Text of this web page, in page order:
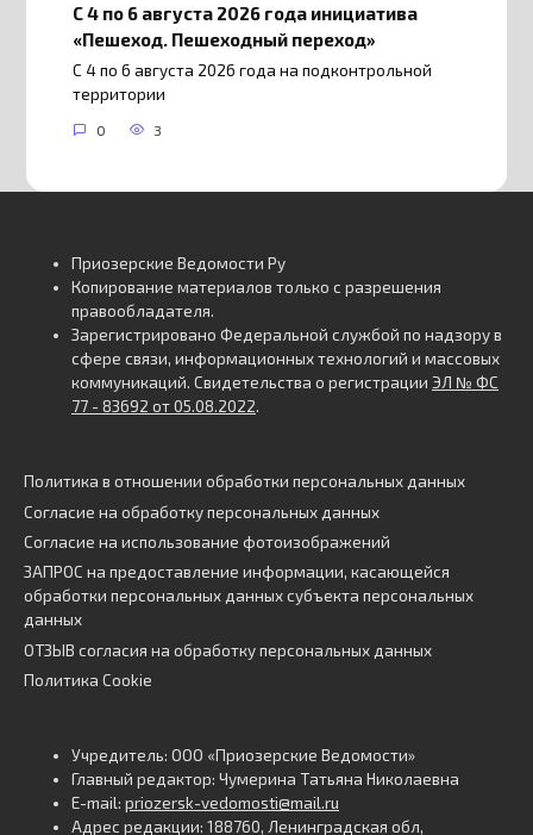
С 4 по 6 августа 2026 года инициатива
«Пешеход. Пешеходный переход»
С 4 по 6 августа 2026 года на подконтрольной
территории
0 3
Приозерские Ведомости Ру
Копирование материалов только с разрешения
правообладателя.
Зарегистрировано Федеральной службой по надзору в
сфере связи, информационных технологий и массовых
коммуникаций. Свидетельства о регистрации ЭЛ № ФС
77 - 83692 от 05.08.2022.
Политика в отношении обработки персональных данных
Согласие на обработку персональных данных
Согласие на использование фотоизображений
ЗАПРОС на предоставление информации, касающейся
обработки персональных данных субъекта персональных
данных
ОТЗЫВ согласия на обработку персональных данных
Политика Cookie
Учредитель: ООО «Приозерские Ведомости»
Главный редактор: Чумерина Татьяна Николаевна
E-mail: priozersk-vedomosti@mail.ru
Адрес редакции: 188760, Ленинградская обл,